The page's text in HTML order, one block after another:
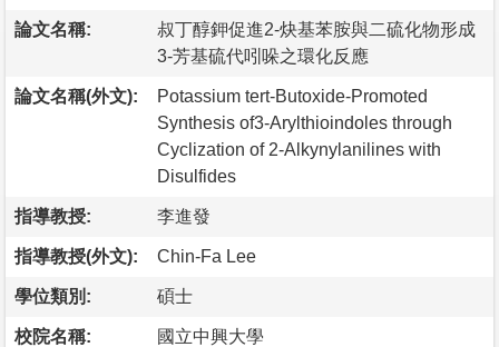
論文名稱:
叔丁醇鉀促進2-炔基苯胺與二硫化物形成
3-芳基硫代吲哚之環化反應
論文名稱(外文):
Potassium tert-Butoxide-Promoted
Synthesis of3-Arylthioindoles through
Cyclization of 2-Alkynylanilines with
Disulfides
指導教授: 李進發
指導教授(外文): Chin-Fa Lee
學位類別: 碩士
校院名稱: 國立中興大學